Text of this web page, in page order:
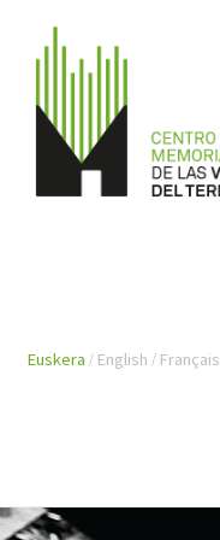
Euskera English Français